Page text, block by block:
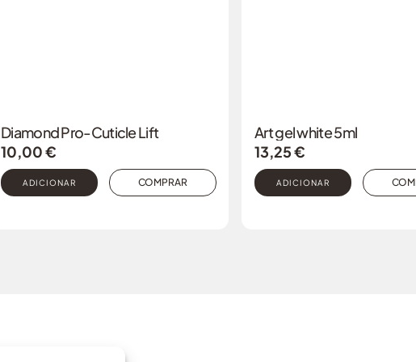
Diamond Pro-Cuticle Lift
10,00€
ADICIONAR COMPRAR
Art gel white 5ml
13,25€
ADICIONAR